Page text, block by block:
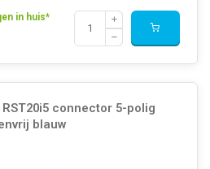
in huis*
RST20i5 connector 5-polig
blauw